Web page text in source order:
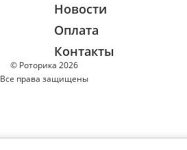
© Роторика 2026
Все права защищены
Новости
Оплата
Контакты